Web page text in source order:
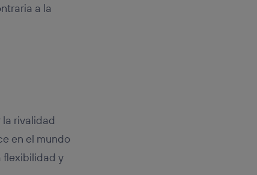
a la
rivalidad
en el mundo
flexibilidad y